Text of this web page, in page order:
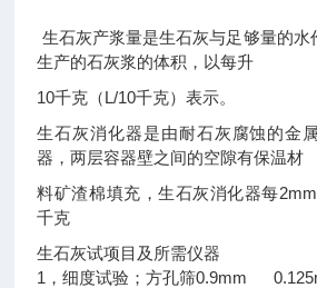
生石灰产浆量是生石灰与足够量的水
生产的石灰浆的体积，以每升
10千克（L/10千克）表示。
生石灰消化器是由耐石灰腐蚀的金
器，两层容器壁之间的空隙有保温材
料矿渣棉填充，生石灰消化器每
千克
生石灰试项目及所需仪器
1，细度试验；方孔筛0.9mm